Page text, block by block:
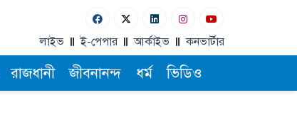
লাইভ ই-পেপার আর্কাইভ কনভার্টার
রাজধানী জীবনানন্দ ধর্ম ভিডিও